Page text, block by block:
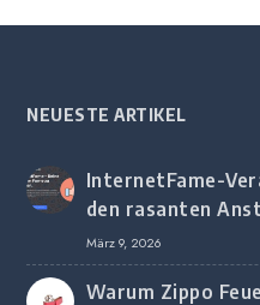
NEUESTE ARTIKEL
InternetFame-
den rasanten
digitalem
Unternehmen
März 9, 2026
Warum Zippo